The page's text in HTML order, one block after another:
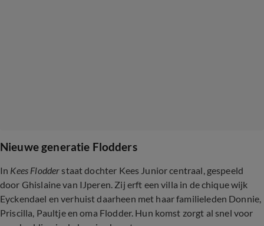
Nieuwe generatie Flodders
In Kees Flodder staat dochter Kees Junior centraal, gespeeld
door Ghislaine van IJperen. Zij erft een villa in de chique wijk
Eyckendael en verhuist daarheen met haar familieleden Donnie,
Priscilla, Paultje en oma Flodder. Hun komst zorgt al snel voor